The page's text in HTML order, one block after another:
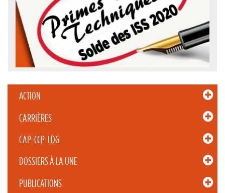
ACTION
CARRIÈRES
CAP-CCP-LDG
DOSSIERS À LA UNE
PUBLICATIONS